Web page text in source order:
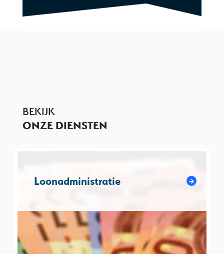
BEKIJK
ONZE DIENSTEN
Loonadministratie